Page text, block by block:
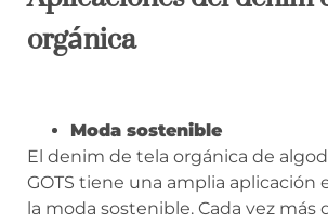
orgánica
Moda sostenible
El denim de tela orgánica de
GOTS tiene una amplia aplicación
la moda sostenible. Cada vez más